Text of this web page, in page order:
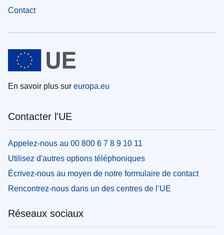
Contact
En savoir plus sur europa.eu
Contacter l'UE
Appelez-nous au 00 800 6 7 8 9 10 11
Utilisez d'autres options téléphoniques
Écrivez-nous au moyen de notre formulaire de contact
Rencontrez-nous dans un des centres de l’UE
Réseaux sociaux